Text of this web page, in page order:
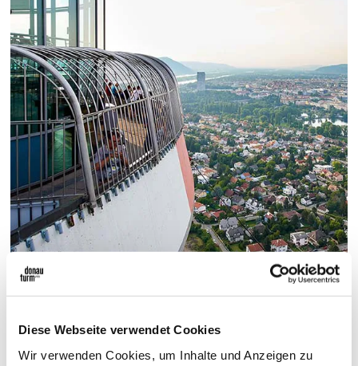
Diese Webseite verwendet Cookies
Wir verwenden Cookies, um Inhalte und Anzeigen zu
Innenterrasse bei jedem
Wetter